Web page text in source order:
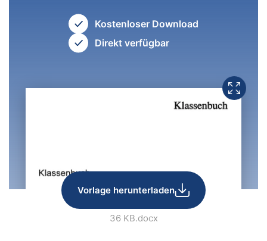
Kostenloser Download
Direkt verfügbar
Vorlage herunterladen
36 KB.docx